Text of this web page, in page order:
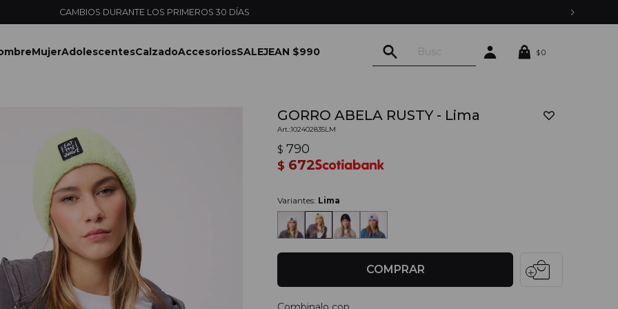
ENVÍOS EXPRESS EN MONTEVIDEO CON PEDIDOS YA
MujerAdolescentesCalzadoAccesoriosSALEJEAN $990 $0
GORRO ABELA RUSTY - Lima
102402835LM
$ 790
$ 672
Variantes: Lima
COMPRAR local_mall